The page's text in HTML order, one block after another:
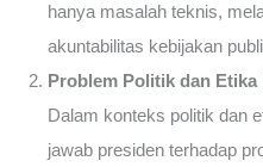
hanya masalah teknis,
akuntabilitas kebijakan
Problem Politik dan Etika
Dalam konteks politik dan
jawab presiden terhadap